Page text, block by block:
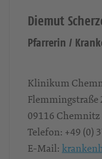
Diemut
Pfarrerin /
Klinikum
Flemmingstraße
09116 Chemnitz
Telefon: +49 (0)
E-Mail: